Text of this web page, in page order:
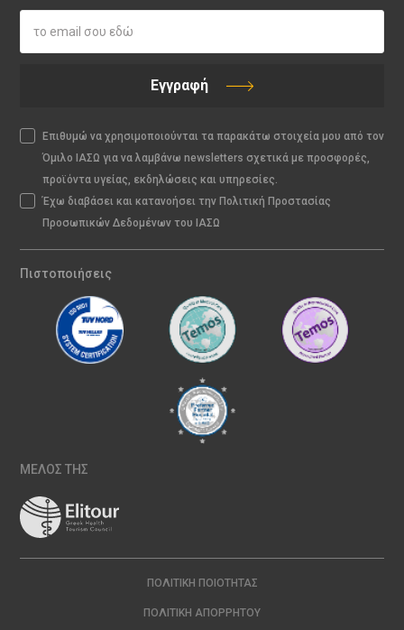
Εγγραφή
Επιθυμώ να χρησιμοποιούνται τα παρακάτω στοιχεία μου από τον
Όμιλο ΙΑΣΩ για να λαμβάνω newsletters σχετικά με προσφορές,
προϊόντα υγείας, εκδηλώσεις και υπηρεσίες.
Έχω διαβάσει και κατανοήσει την Πολιτική Προστασίας
Προσωπικών Δεδομένων του ΙΑΣΩ
Πιστοποιήσεις
ΜΕΛΟΣ ΤΗΣ
ΠΟΛΙΤΙΚΉ ΠΟΙΌΤΗΤΑΣ
ΠΟΛΙΤΙΚΉ ΑΠΟΡΡΉΤΟΥ